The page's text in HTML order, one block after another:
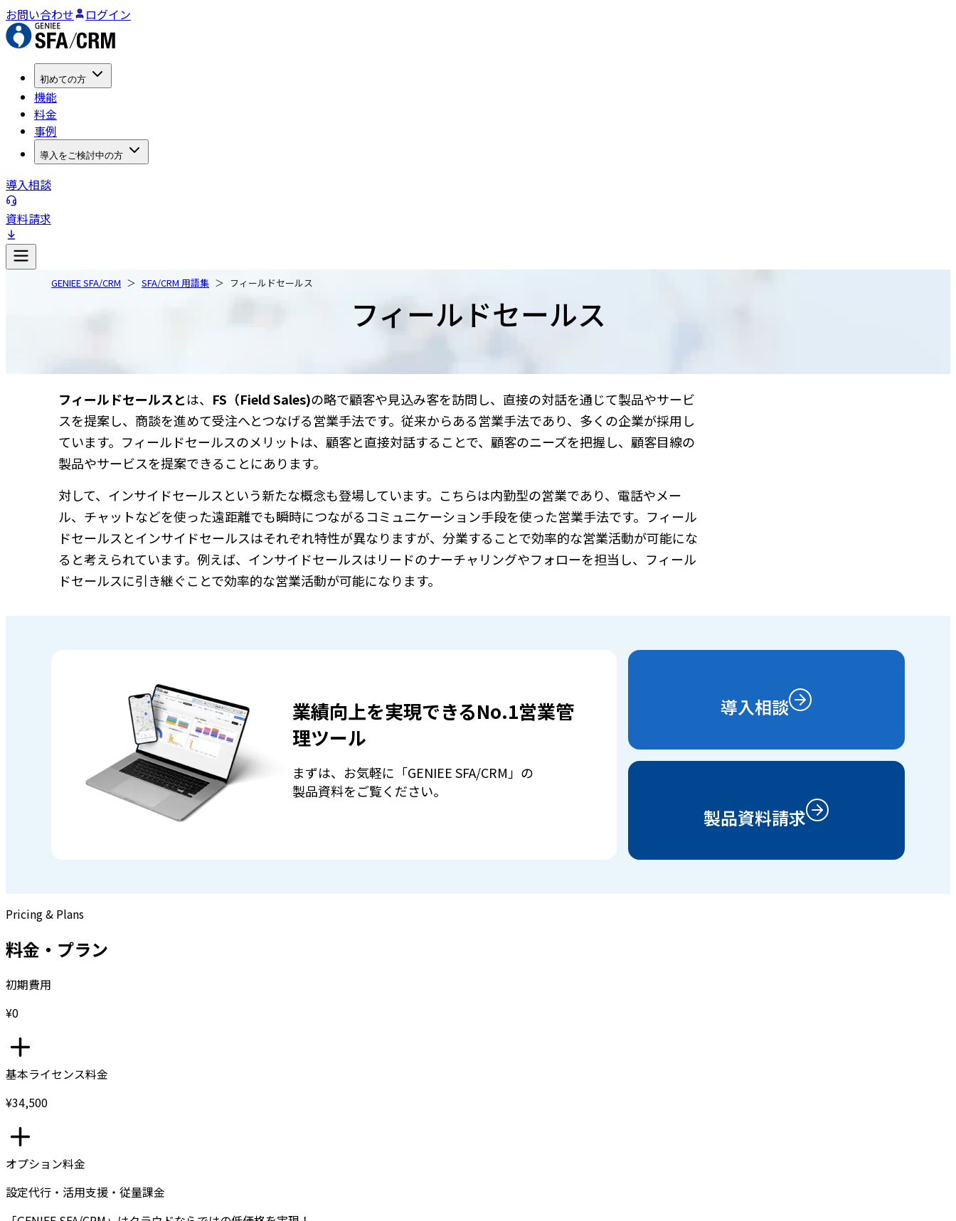
お問い合わせ ログイン
初めての方
機能
料金
事例
導入をご検討中の方
導入相談
資料請求
GENIEE SFA/CRM SFA/CRM 用語集 フィールドセールス
フィールドセールス
フィールドセールスとは、 FS（Field Sales)の略で顧客や見込み客を訪問し、直接の対話を通じて製品やサービ
スを提案し、商談を進めて受注へとつなげる営業手法です。従来からある営業手法であり、多くの企業が採用し
ています。フィールドセールスのメリットは、顧客と直接対話することで、顧客のニーズを把握し、顧客目線の
製品やサービスを提案できることにあります。
対して、インサイドセールスという新たな概念も登場しています。こちらは内勤型の営業であり、電話やメー
ル、チャットなどを使った遠距離でも瞬時につながるコミュニケーション手段を使った営業手法です。フィール
ドセールスとインサイドセールスはそれぞれ特性が異なりますが、分業することで効率的な営業活動が可能にな
ると考えられています。例えば、インサイドセールスはリードのナーチャリングやフォローを担当し、フィール
ドセールスに引き継ぐことで効率的な営業活動が可能になります。
業績向上を実現できるNo.1営業管
理ツール
まずは、お気軽に「GENIEE SFA/CRM」の
製品資料をご覧ください。
導入相談
製品資料請求
Pricing & Plans
料金・プラン
初期費用
¥0
基本ライセンス料金
¥34,500
オプション料金
設定代行・活用支援・従量課金